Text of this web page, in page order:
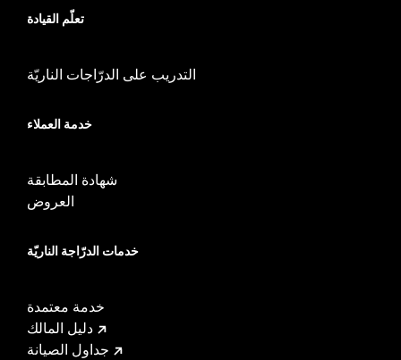
تعلّم القيادة
التدريب على الدرّاجات الناريّة
خدمة العملاء
شهادة المطابقة
العروض
خدمات الدرّاجة الناريّة
خدمة معتمدة
دليل المالك
جداول الصيانة